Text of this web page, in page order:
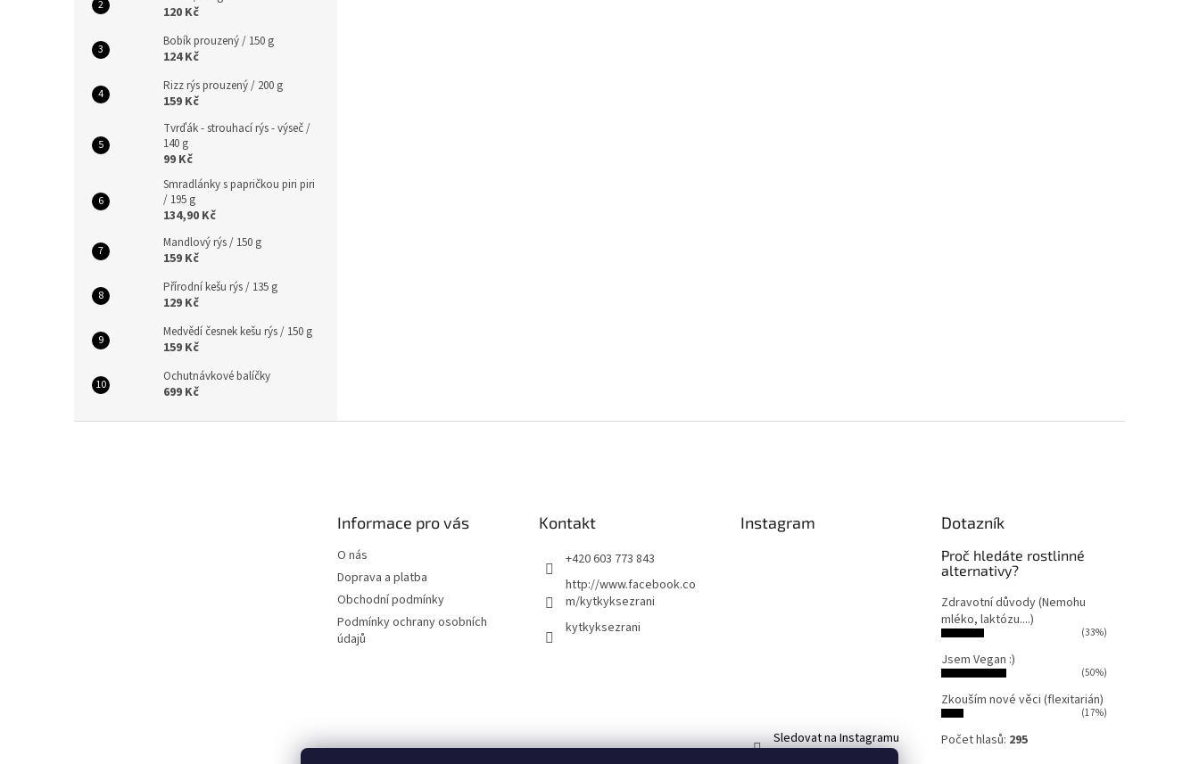
120 Kč
Bobík prouzený / 150 g
124 Kč
Rizz rýs prouzený / 200 g
159 Kč
Tvrďák - strouhací rýs - výseč /
140 g
99 Kč
Smradlánky s papričkou piri piri
/ 195 g
134,90 Kč
Mandlový rýs / 150 g
159 Kč
Přírodní kešu rýs / 135 g
129 Kč
Medvědí česnek kešu rýs / 150 g
159 Kč
Ochutnávkové balíčky
699 Kč
Informace pro vás
O nás
Doprava a platba
Obchodní podmínky
Podmínky ochrany osobních
údajů
Kontakt
+420 603 773 843
http://www.facebook.co
m/kytkyksezrani
kytkyksezrani
Instagram
Sledovat na Instagramu
Dotazník
Proč hledáte rostlinné
alternativy?
Zdravotní důvody (Nemohu
mléko, laktózu....)
(33%)
Jsem Vegan :)
(50%)
Zkouším nové věci (flexitarián)
(17%)
Počet hlasů: 295